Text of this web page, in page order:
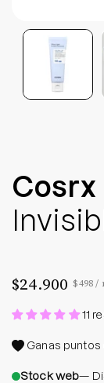
Cosrx
$24.900 $498 /
11
Ganas
Stock web—